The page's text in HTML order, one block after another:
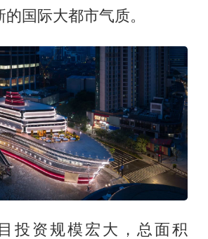
国际大都市气质。
投资规模宏大，总面积